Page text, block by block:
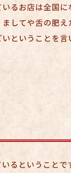
るお店は全国
してや舌の肥
ということを
るということで